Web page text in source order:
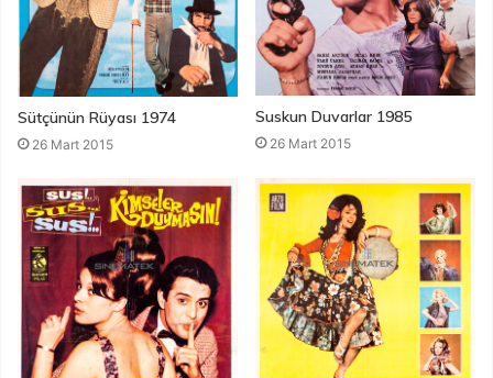
Sütçünün Rüyası 1974
26 Mart 2015
Suskun Duvarlar 1985
26 Mart 2015